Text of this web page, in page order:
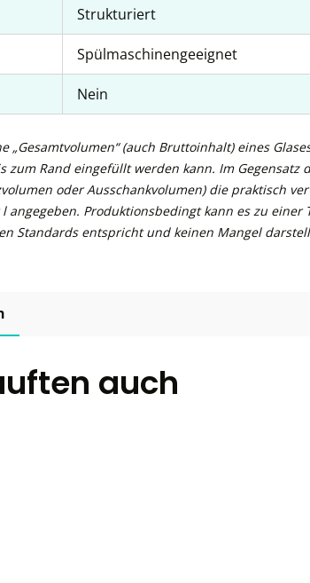
Strukturiert
Spülmaschinengeeignet
Nein
„Gesamtvolumen“ (auch Bruttoinhalt) eines
zum Rand eingefüllt werden kann. Im Gegensatz
oder Ausschankvolumen) die praktisch
angegeben. Produktionsbedingt kann es zu einer
Standards entspricht und keinen Mangel
auch